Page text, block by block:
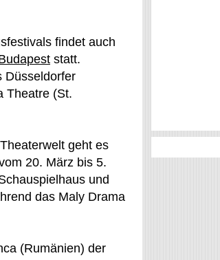
findet auch
statt.
Düsseldorfer
Theatre (St.
geht es
20. März bis 5.
und
das Maly Drama
(Rumänien) der